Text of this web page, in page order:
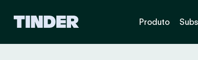
Produto